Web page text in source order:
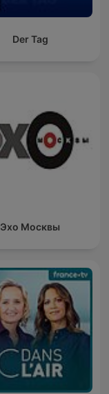
Der Tag
Эхо Москвы